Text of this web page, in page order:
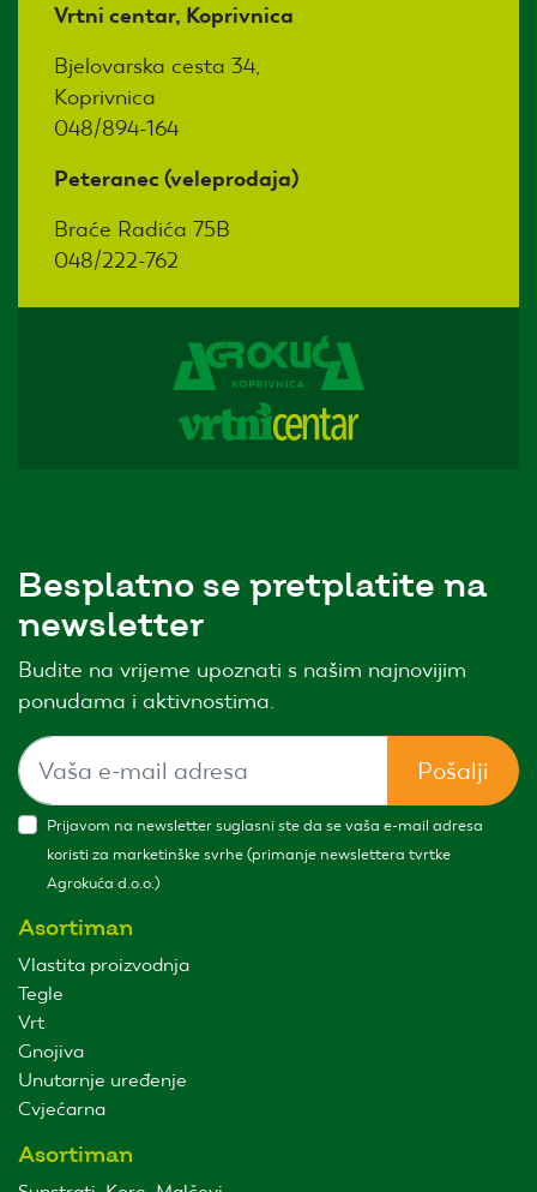
Vrtni centar, Koprivnica
Bjelovarska cesta 34,
Koprivnica
048/894-164
Peteranec (veleprodaja)
Braće Radića 75B
048/222-762
Besplatno se pretplatite na
newsletter
Budite na vrijeme upoznati s našim najnovijim
ponudama i aktivnostima.
Pošalji
Prijavom na newsletter suglasni ste da se vaša e-mail adresa
koristi za marketinške svrhe (primanje newslettera tvrtke
Agrokuća d.o.o.)
Asortiman
Vlastita proizvodnja
Tegle
Vrt
Gnojiva
Unutarnje uređenje
Cvjećarna
Asortiman